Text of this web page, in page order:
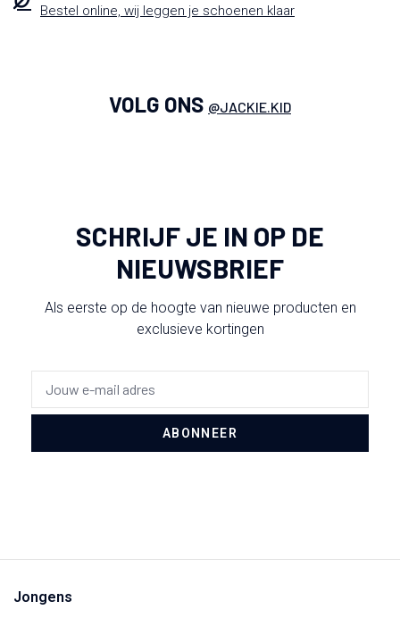
Bestel online, wij leggen je schoenen klaar
VOLG ONS @JACKIE.KID
SCHRIJF JE IN OP DE
NIEUWSBRIEF
Als eerste op de hoogte van nieuwe producten en
exclusieve kortingen
ABONNEER
Jongens